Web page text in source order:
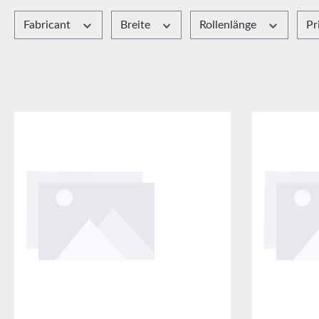
Fabricant Breite Rollenlänge